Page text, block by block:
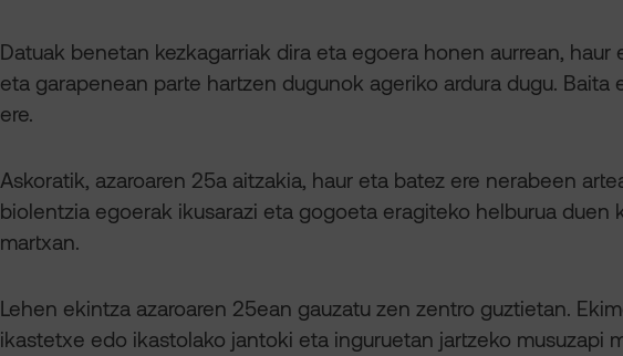
Datuak benetan kezkagarriak dira eta egoera honen aurrean,
eta garapenean parte hartzen dugunok ageriko ardura dugu. Baita
ere.
Askoratik, azaroaren 25a aitzakia, haur eta batez ere nerabeen
biolentzia egoerak ikusarazi eta gogoeta eragiteko helburua duen
martxan.
Lehen ekintza azaroaren 25ean gauzatu zen zentro guztietan.
ikastetxe edo ikastolako jantoki eta inguruetan jartzeko musuzapi